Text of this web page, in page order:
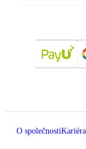
O společnostiKariéra